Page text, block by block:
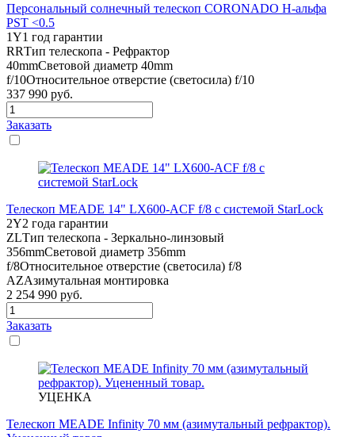
Персональный солнечный телескоп CORONADO Н-альфа
PST <0.5
1Y1 год гарантии
RRТип телескопа - Рефрактор
40mmСветовой диаметр 40mm
f/10Относительное отверстие (светосила) f/10
337 990 руб.
Заказать
Телескоп MEADE 14" LX600-ACF f/8 с системой StarLock
2Y2 года гарантии
ZLТип телескопа - Зеркально-линзовый
356mmСветовой диаметр 356mm
f/8Относительное отверстие (светосила) f/8
AZАзимутальная монтировка
2 254 990 руб.
Заказать
УЦЕНКА
Телескоп MEADE Infinity 70 мм (азимутальный рефрактор).